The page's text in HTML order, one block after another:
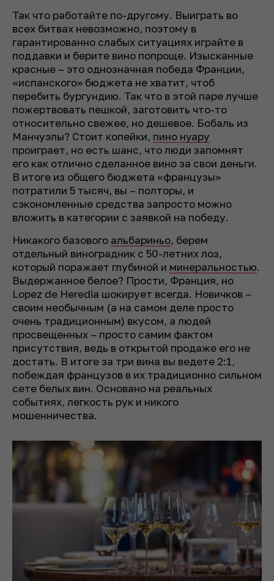
Так что работайте по-другому. Выиграть во
всех битвах невозможно, поэтому в
гарантированно слабых ситуациях играйте в
поддавки и берите вино попроще. Изысканные
красные – это однозначная победа Франции,
«испанского» бюджета не хватит, чтоб
перебить бургундию. Так что в этой паре лучше
пожертвовать пешкой, заготовить что-то
относительно свежее, но дешевое. Бобаль из
Манчуэлы? Стоит копейки, пино нуару
проиграет, но есть шанс, что люди запомнят
его как отлично сделанное вино за свои деньги.
В итоге из общего бюджета «французы»
потратили 5 тысяч, вы – полторы, и
сэкономленные средства запросто можно
вложить в категории с заявкой на победу.
Никакого базового альбариньо, берем
отдельный виноградник с 50-летних лоз,
который поражает глубиной и минеральностью.
Выдержанное белое? Прости, Франция, но
Lopez de Heredia шокирует всегда. Новичков –
своим необычным (а на самом деле просто
очень традиционным) вкусом, а людей
просвещенных – просто самим фактом
присутствия, ведь в открытой продаже его не
достать. В итоге за три вина вы ведете 2:1,
побеждая французов в их традиционно сильном
сете белых вин. Основано на реальных
событиях, легкость рук и никого
мошенничества.